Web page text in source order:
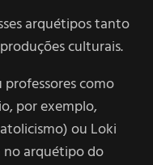
arquétipos tanto
culturais.
professores como
por exemplo,
ou Loki
no arquétipo do